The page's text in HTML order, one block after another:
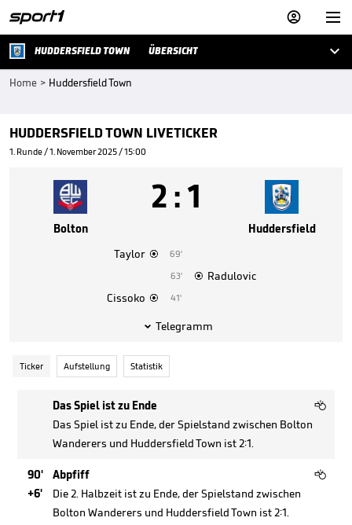


HUDDERSFIELD TOWN ÜBERSICHT 
Home > Huddersfield Town
HUDDERSFIELD TOWN LIVETICKER
1. Runde / 1. November 2025 / 15:00
2:1
Bolton
Huddersfield
Taylor  69'
Radulovic

63'
Cissoko  41'
 Telegramm
Ticker Aufstellung Statistik
Das Spiel ist zu Ende 
Das Spiel ist zu Ende, der Spielstand zwischen Bolton
Wanderers und Huddersfield Town ist 2:1.
90'
+6'
Abpfiff 
Die 2. Halbzeit ist zu Ende, der Spielstand zwischen
Bolton Wanderers und Huddersfield Town ist 2:1.